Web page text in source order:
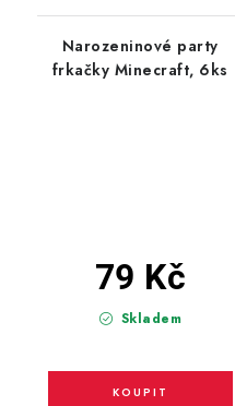
Narozeninové party
frkačky Minecraft, 6ks
Skladem
79 Kč